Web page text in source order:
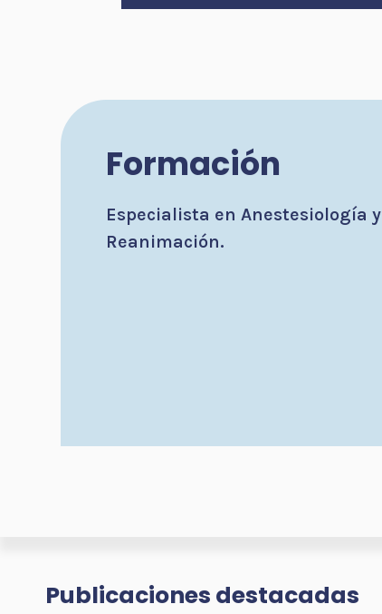
Formación
Especialista en Anestesiología y
Reanimación.
Publicaciones destacadas